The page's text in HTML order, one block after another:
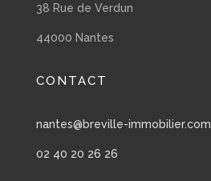
38 Rue de Verdun
44000 Nantes
CONTACT
nantes@breville-immobilier.com
02 40 20 26 26